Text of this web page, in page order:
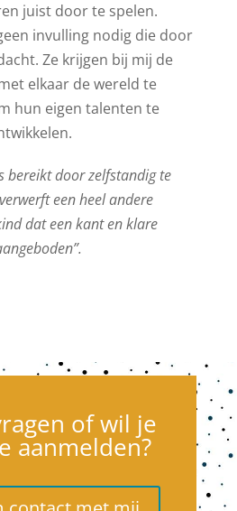
juist door te spelen.
invulling nodig die door
Ze krijgen bij mij de
elkaar de wereld te
hun eigen talenten te
bereikt door zelfstandig te
een heel andere
dat een kant en klare
of wil je
aanmelden?